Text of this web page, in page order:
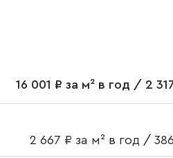
16 001 ₽ за м² в год / 2
2 667 ₽ за м² в год /